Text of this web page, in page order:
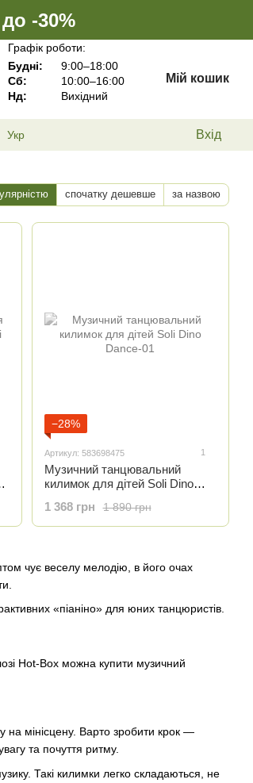
-30%
Графік роботи:
Будні:
9:00–18:00
Сб:
10:00–16:00
Нд:
Вихідний
Мій кошик
Укр Вхід
спочатку дешевше за назвою
чує веселу мелодію, в його очах
«піаніно» для юних танцюристів.
Hot-Box можна купити музичний
на мінісцену. Варто зробити крок —
та почуття ритму.
Такі килимки легко складаються, не
−28%
Артикул: 583698475 1
Музичний танцювальний
килимок для дітей Soli Dino
1 890 грн
1 368 грн